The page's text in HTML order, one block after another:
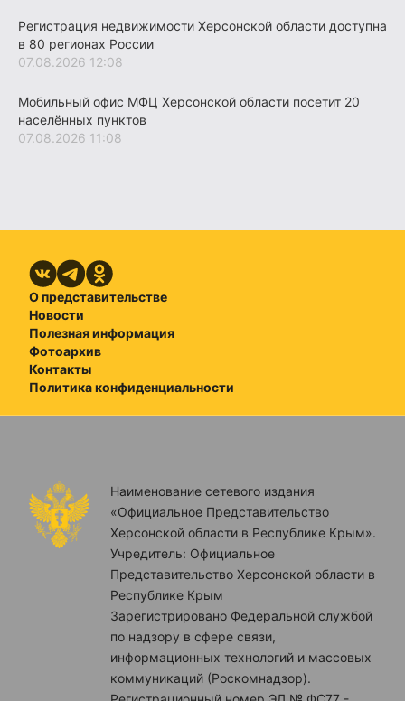
Регистрация недвижимости Херсонской области доступна
в 80 регионах России
07.08.2026 12:08
Мобильный офис МФЦ Херсонской области посетит 20
населённых пунктов
07.08.2026 11:08
О представительстве
Новости
Полезная информация
Фотоархив
Контакты
Политика конфиденциальности
Наименование сетевого издания
«Официальное Представительство
Херсонской области в Республике Крым».
Учредитель: Официальное
Представительство Херсонской области в
Республике Крым
Зарегистрировано Федеральной службой
по надзору в сфере связи,
информационных технологий и массовых
коммуникаций (Роскомнадзор).